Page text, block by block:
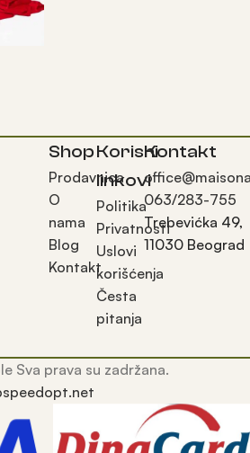
Shop
Prodavnica
O
nama
Blog
Kontakt
Korisni
linkovi
Politika
Privatnosti
Uslovi
korišćenja
Česta
pitanja
Kontakt
063/283-755
Trebevićka 49,
11030 Beograd
Sva prava su zadržana.